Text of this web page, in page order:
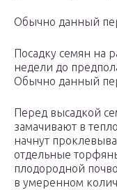
Обычно данный
Посадку семян на
недели до
Обычно данный
Перед высадкой
замачивают в
начнут
отдельные
плодородной
в умеренном